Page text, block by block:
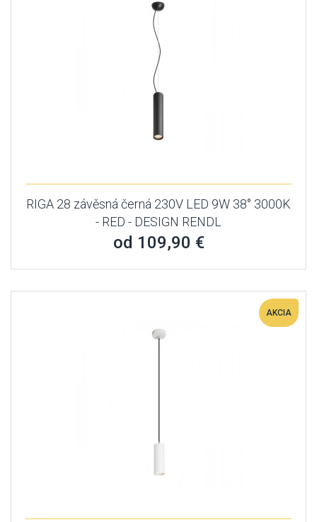
RIGA 28 závěsná černá 230V LED 9W 38° 3000K
- RED - DESIGN RENDL
od 109,90 €
AKCIA